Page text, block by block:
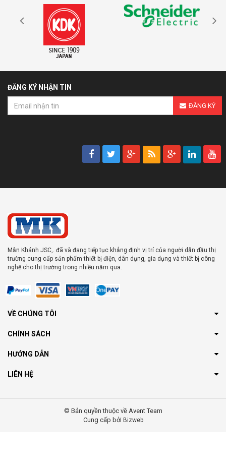
ĐĂNG KÝ NHẬN TIN
ĐĂNG KÝ
Mẫn Khánh JSC,. đã và đang tiếp tục khẳng định vị trí của người dẫn đầu thị
trường cung cấp sản phẩm thiết bị điện, dân dụng, gia dụng và thiết bị công
nghệ cho thị trường trong nhiều năm qua.
VỀ CHÚNG TÔI
CHÍNH SÁCH
HƯỚNG DẪN
LIÊN HỆ
© Bản quyền thuộc về Avent Team
Cung cấp bởi Bizweb